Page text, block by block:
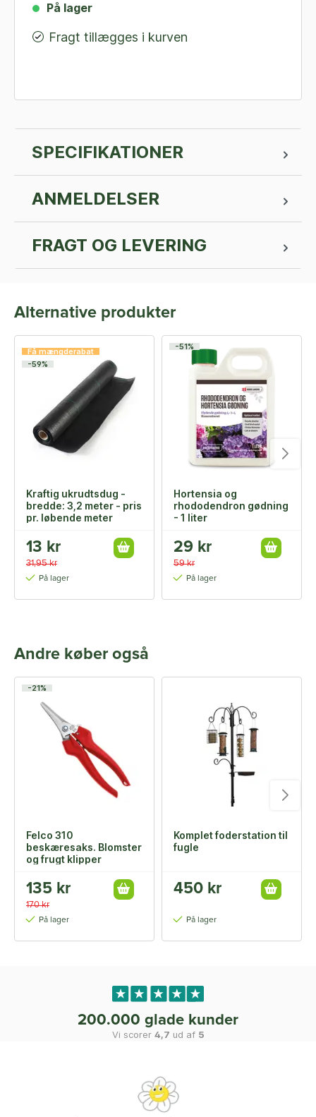
På lager
Fragt tillægges i kurven
SPECIFIKATIONER
ANMELDELSER
FRAGT OG LEVERING
Alternative produkter
Få mængderabat
-59%
Kraftig ukrudtsdug -
bredde: 3,2 meter - pris
pr. løbende meter
13 kr
31,95 kr
På lager
-51%
Hortensia og
rhododendron gødning
- 1 liter
29 kr
59 kr
På lager
Andre køber også
-21%
Felco 310
beskæresaks. Blomster
og frugt klipper
135 kr
170 kr
På lager
Komplet foderstation til
fugle
450 kr
På lager
200.000 glade kunder
Vi scorer 4,7 ud af 5